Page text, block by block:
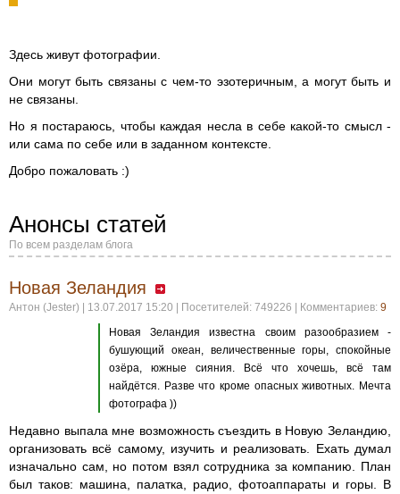
Здесь живут фотографии.
Они могут быть связаны с чем-то эзотеричным, а могут быть и
не связаны.
Но я постараюсь, чтобы каждая несла в себе какой-то смысл -
или сама по себе или в заданном контексте.
Добро пожаловать :)
Анонсы статей
По всем разделам блога
Новая Зеландия
Антон (Jester) | 13.07.2017 15:20 | Посетителей: 749226 | Комментариев: 9
Новая Зеландия известна своим разообразием -
бушующий океан, величественные горы, спокойные
озёра, южные сияния. Всё что хочешь, всё там
найдётся. Разве что кроме опасных животных. Мечта
фотографа ))
Недавно выпала мне возможность съездить в Новую Зеландию,
организовать всё самому, изучить и реализовать. Ехать думал
изначально сам, но потом взял сотрудника за компанию. План
был таков: машина, палатка, радио, фотоаппараты и горы. В